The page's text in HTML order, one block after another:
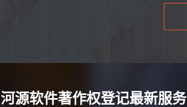
河源软件著作权登记最新服务